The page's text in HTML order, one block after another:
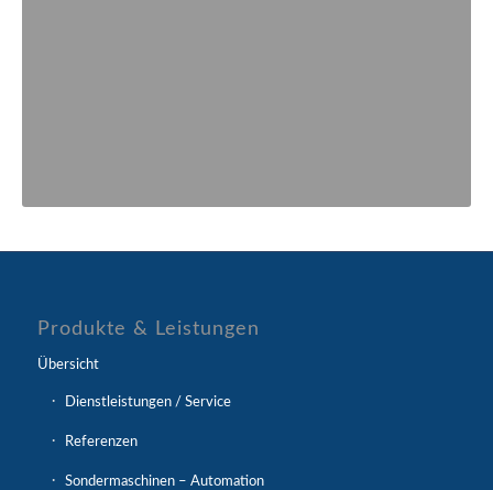
Produkte & Leistungen
Übersicht
Dienstleistungen / Service
Referenzen
Sondermaschinen – Automation